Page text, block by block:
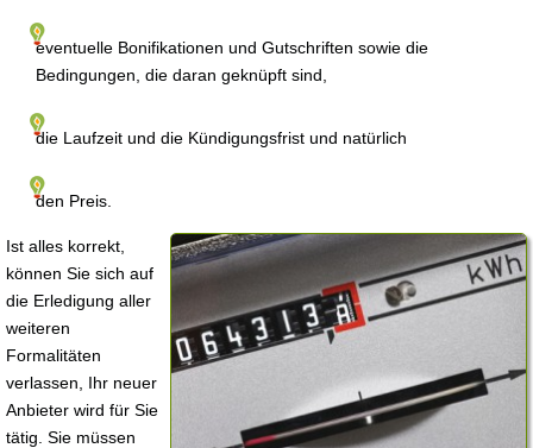
eventuelle Bonifikationen und Gutschriften sowie die
Bedingungen, die daran geknüpft sind,
die Laufzeit und die Kündigungsfrist und natürlich
den Preis.
Ist alles korrekt,
können Sie sich auf
die Erledigung aller
weiteren
Formalitäten
verlassen, Ihr neuer
Anbieter wird für Sie
tätig. Sie müssen